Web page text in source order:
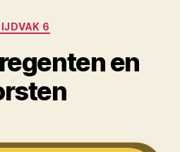
Categorieën
6
en